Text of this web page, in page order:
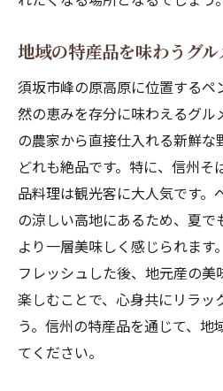
再訪したくなるペンシ
菅平高原を超える！標高
過ごし方
菅平高原と峰の原高
高地ならではのペン
標高1500mで体験す
ペンションでの特別
標高の高い場所での
地域の文化と歴史を
地域の特産品を味わうグ
須坂市峰の原高原に位置するペ
然の恵みを存分に味わえるグル
の農家から直接仕入れる新鮮な
どれも絶品です。特に、信州
品料理は観光客に大人気です
の涼しい高地にあるため、夏で
より一層美味しく感じられます
フレッシュした後、地元産の美
楽しむことで、心身共にリラッ
う。信州の特産品を通じて、地
てください。